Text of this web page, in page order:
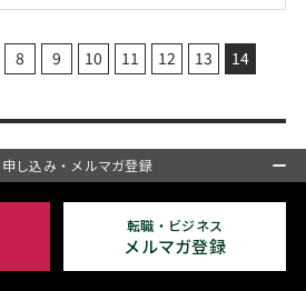
8 9 10 11 12 13 14
し込み・メルマガ登録
転職・ビジネス
メルマガ登録